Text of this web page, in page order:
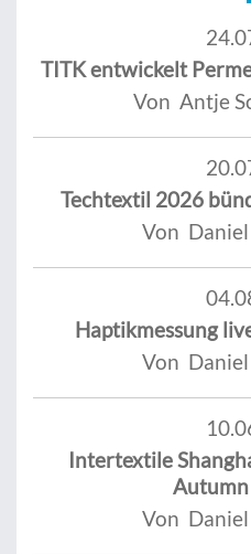
TITK entwickelt
Von Antje
Techtextil 2026
Von
Haptikmessung
Von
Intertextile
Von